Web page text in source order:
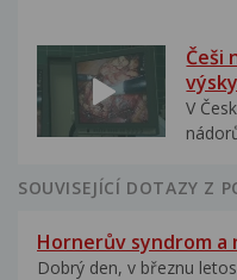
Češi
V
SOUVISEJÍCÍ DOTAZY Z
Hornerův syndrom a
Dobrý den, v březnu